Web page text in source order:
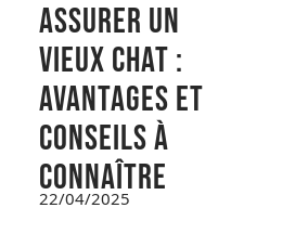
Assurer un
vieux chat :
avantages et
conseils à
connaître
22/04/2025